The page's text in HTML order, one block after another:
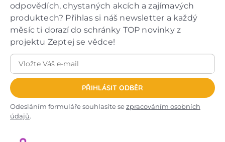
odpovědích, chystaných akcích a zajímavých
produktech? Přihlas si náš newsletter a každý
měsíc ti dorazí do schránky TOP novinky z
projektu Zeptej se vědce!
PŘIHLÁSIT ODBĚR
Odesláním formuláře souhlasíte sezpracováním osobních
údajů.